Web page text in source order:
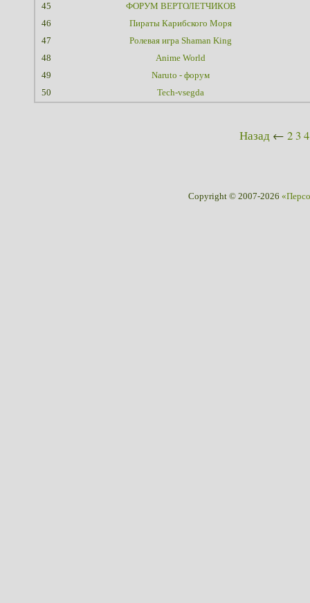
45
ФОРУМ ВЕРТОЛЕТЧИКОВ
46
Пираты Карибского Моря
47
Ролевая игра Shaman King
48
Anime World
49
Naruto - форум
50
Tech-vsegda
Назад ← 2 3 4
Copyright © 2007-2026